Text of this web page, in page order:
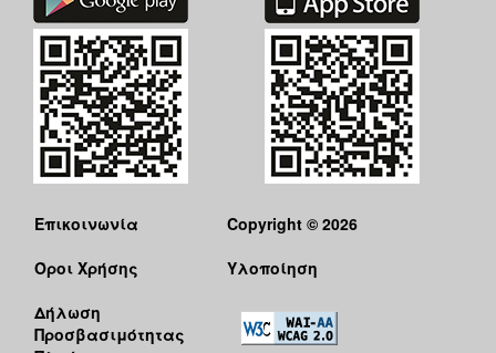
Επικοινωνία
Όροι Χρήσης
Δήλωση
Προσβασιμότητας
Copyright © 2026
Υλοποίηση